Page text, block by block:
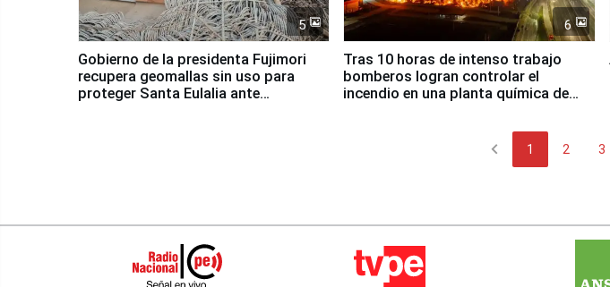
5
Gobierno de la presidenta Fujimori
recupera geomallas sin uso para
proteger Santa Eulalia ante
6
Tras 10 horas de intenso trabajo
bomberos logran controlar el
incendio en una planta química de
chevron_left 1 2 3